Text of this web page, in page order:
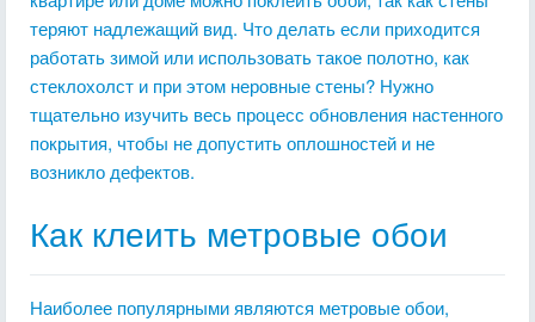
теряют надлежащий вид. Что делать если приходится
работать зимой или использовать такое полотно, как
стеклохолст и при этом неровные стены? Нужно
тщательно изучить весь процесс обновления настенного
покрытия, чтобы не допустить оплошностей и не
возникло дефектов.
Как клеить метровые обои
Наиболее популярными являются метровые обои,